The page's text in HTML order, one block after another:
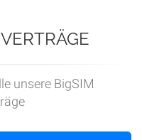
unsere BigSIM